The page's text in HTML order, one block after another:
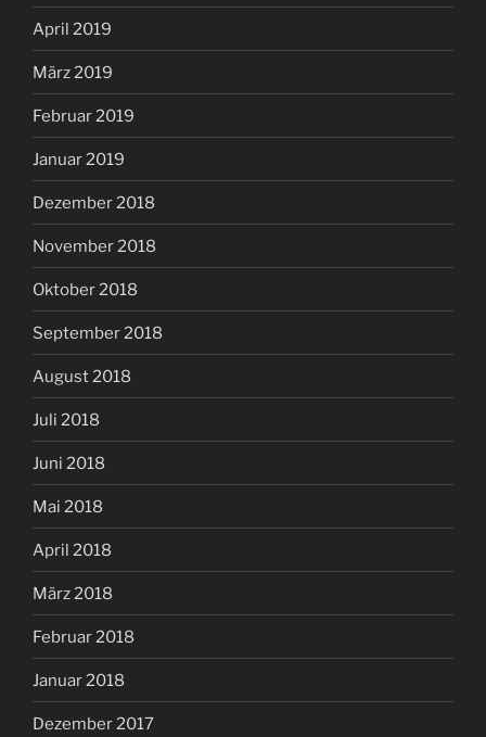
April 2019
März 2019
Februar 2019
Januar 2019
Dezember 2018
November 2018
Oktober 2018
September 2018
August 2018
Juli 2018
Juni 2018
Mai 2018
April 2018
März 2018
Februar 2018
Januar 2018
Dezember 2017